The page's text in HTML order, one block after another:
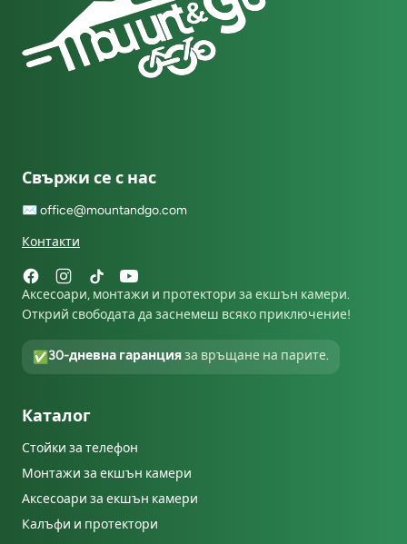
Свържи се с нас
✉️office@mountandgo.com
Контакти
Аксесоари, монтажи и протектори за екшън камери.
Открий свободата да заснемеш всяко приключение!
✅30-дневна гаранцияза връщане на парите.
Каталог
Стойки за телефон
Монтажи за екшън камери
Аксесоари за екшън камери
Калъфи и протектори